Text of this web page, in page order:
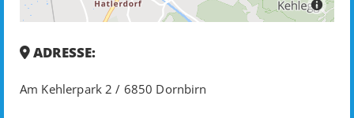
 ADRESSE:
Am Kehlerpark 2 / 6850 Dornbirn